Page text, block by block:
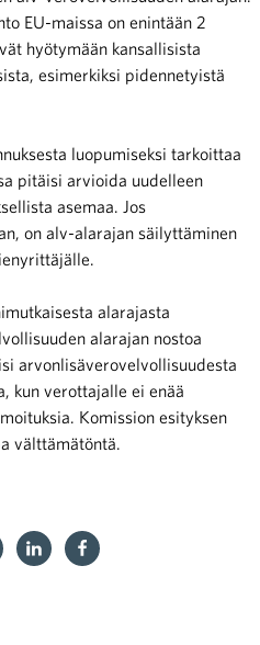
EU-maissa on enintään 2
hyötymään kansallisista
esimerkiksi pidennetyistä
luopumiseksi tarkoittaa
pitäisi arvioida uudelleen
asemaa. Jos
on alv-alarajan säilyttäminen
alarajasta
alarajan nostoa
arvonlisäverovelvollisuudesta
kun verottajalle ei enää
Komission esityksen
välttämätöntä.